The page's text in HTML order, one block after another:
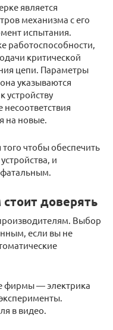
является
механизма с его
испытания.
работоспособности,
критической
цепи. Параметры
указываются
устройству
несоответствия
на новые.
чтобы обеспечить
и
доверять
Выбор
если вы не
фирмы — электрика
в видео.